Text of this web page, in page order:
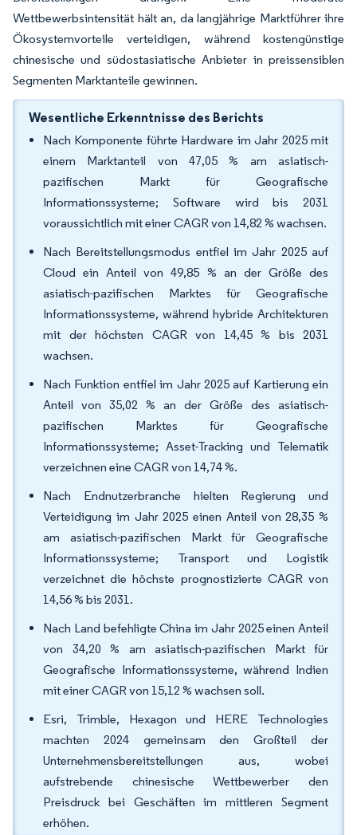
Wettbewerbsintensität hält an, da langjährige Marktführer ihre
Ökosystemvorteile verteidigen, während kostengünstige
chinesische und südostasiatische Anbieter in preissensiblen
Segmenten Marktanteile gewinnen.
Wesentliche Erkenntnisse des Berichts
Nach Komponente führte Hardware im Jahr 2025 mit
einem Marktanteil von 47,05 % am asiatisch-
pazifischen Markt für Geografische
Informationssysteme; Software wird bis 2031
voraussichtlich mit einer CAGR von 14,82 % wachsen.
Nach Bereitstellungsmodus entfiel im Jahr 2025 auf
Cloud ein Anteil von 49,85 % an der Größe des
asiatisch-pazifischen Marktes für Geografische
Informationssysteme, während hybride Architekturen
mit der höchsten CAGR von 14,45 % bis 2031
wachsen.
Nach Funktion entfiel im Jahr 2025 auf Kartierung ein
Anteil von 35,02 % an der Größe des asiatisch-
pazifischen Marktes für Geografische
Informationssysteme; Asset-Tracking und Telematik
verzeichnen eine CAGR von 14,74 %.
Nach Endnutzerbranche hielten Regierung und
Verteidigung im Jahr 2025 einen Anteil von 28,35 %
am asiatisch-pazifischen Markt für Geografische
Informationssysteme; Transport und Logistik
verzeichnet die höchste prognostizierte CAGR von
14,56 % bis 2031.
Nach Land befehligte China im Jahr 2025 einen Anteil
von 34,20 % am asiatisch-pazifischen Markt für
Geografische Informationssysteme, während Indien
mit einer CAGR von 15,12 % wachsen soll.
Esri, Trimble, Hexagon und HERE Technologies
machten 2024 gemeinsam den Großteil der
Unternehmensbereitstellungen aus, wobei
aufstrebende chinesische Wettbewerber den
Preisdruck bei Geschäften im mittleren Segment
erhöhen.